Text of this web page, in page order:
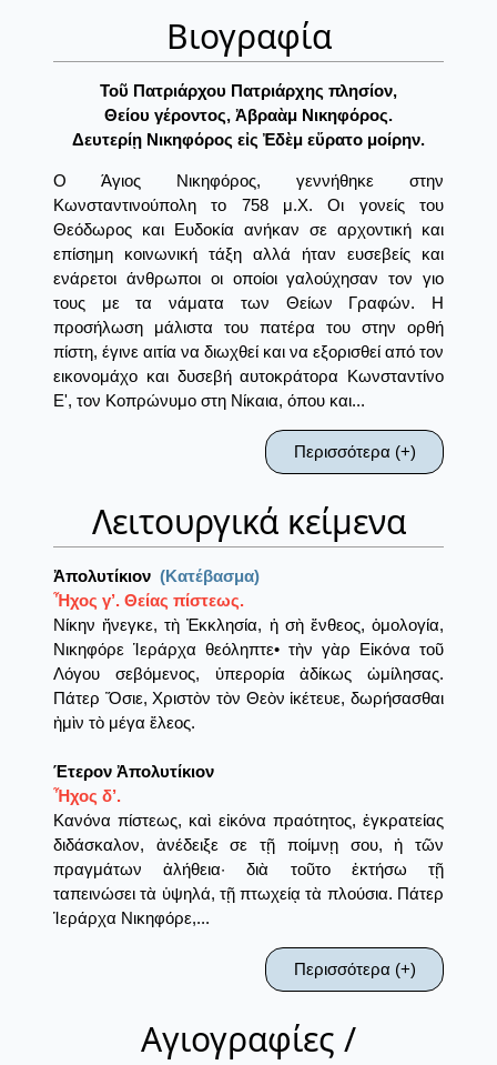
Βιογραφία
Τοῦ Πατριάρχου Πατριάρχης πλησίον,
Θείου γέροντος, Ἀβραὰμ Νικηφόρος.
Δευτερίῃ Νικηφόρος εἰς Ἐδὲμ εὕρατο μοίρην.
Ο Άγιος Νικηφόρος, γεννήθηκε στην
Κωνσταντινούπολη το 758 μ.Χ. Οι γονείς του
Θεόδωρος και Ευδοκία ανήκαν σε αρχοντική και
επίσημη κοινωνική τάξη αλλά ήταν ευσεβείς και
ενάρετοι άνθρωποι οι οποίοι γαλούχησαν τον γιο
τους με τα νάματα των Θείων Γραφών. Η
προσήλωση μάλιστα του πατέρα του στην ορθή
πίστη, έγινε αιτία να διωχθεί και να εξορισθεί από τον
εικονομάχο και δυσεβή αυτοκράτορα Κωνσταντίνο
Ε', τον Κοπρώνυμο στη Νίκαια, όπου και...
Περισσότερα (+)
Λειτουργικά κείμενα
Ἀπολυτίκιον (Κατέβασμα)
Ἦχος γ’. Θείας πίστεως.
Νίκην ἤνεγκε, τὴ Ἐκκλησία, ἡ σὴ ἔνθεος, ὁμολογία,
Νικηφόρε Ἱεράρχα θεόληπτε• τὴν γὰρ Εἰκόνα τοῦ
Λόγου σεβόμενος, ὑπερορία ἀδίκως ὠμίλησας.
Πάτερ Ὅσιε, Χριστὸν τὸν Θεὸν ἱκέτευε, δωρήσασθαι
ἠμὶν τὸ μέγα ἔλεος.
Έτερον Ἀπολυτίκιον
Ἦχος δ’.
Κανόνα πίστεως, καὶ εἰκόνα πραότητος, ἐγκρατείας
διδάσκαλον, ἀνέδειξε σε τῇ ποίμνῃ σου, ἡ τῶν
πραγμάτων ἀλήθεια· διὰ τοῦτο ἐκτήσω τῇ
ταπεινώσει τὰ ὑψηλά, τῇ πτωχείᾳ τὰ πλούσια. Πάτερ
Ἱεράρχα Νικηφόρε,...
Περισσότερα (+)
Αγιογραφίες /